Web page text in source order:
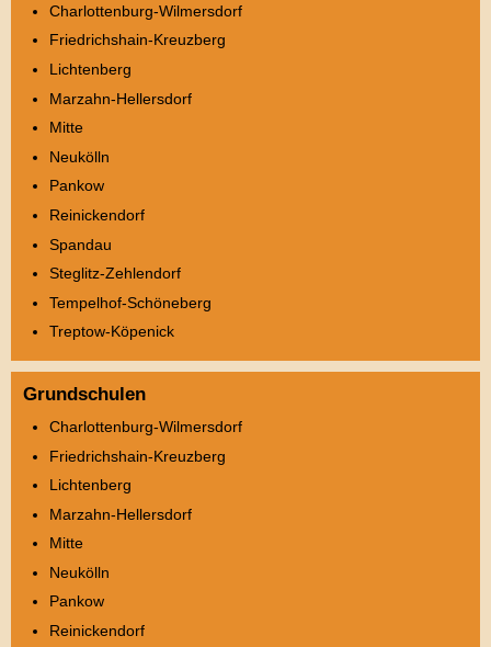
Charlottenburg-Wilmersdorf
Friedrichshain-Kreuzberg
Lichtenberg
Marzahn-Hellersdorf
Mitte
Neukölln
Pankow
Reinickendorf
Spandau
Steglitz-Zehlendorf
Tempelhof-Schöneberg
Treptow-Köpenick
Grundschulen
Charlottenburg-Wilmersdorf
Friedrichshain-Kreuzberg
Lichtenberg
Marzahn-Hellersdorf
Mitte
Neukölln
Pankow
Reinickendorf